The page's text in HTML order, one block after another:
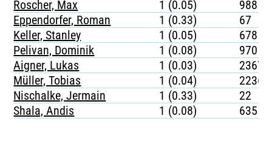
Roscher, Max
1 (0.05)
988
Eppendorfer, Roman
1 (0.33)
67
Keller, Stanley
1 (0.05)
678
Pelivan, Dominik
1 (0.08)
970
Aigner, Lukas
1 (0.03)
2367
Müller, Tobias
1 (0.04)
2236
Nischalke, Jermain
1 (0.33)
22
Shala, Andis
1 (0.08) 635